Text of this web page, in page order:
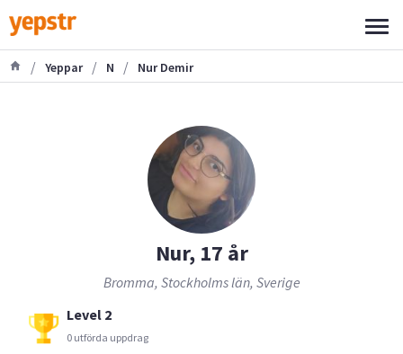
/ Yeppar / N / Nur Demir
Nur, 17 år
Bromma, Stockholms län, Sverige
Level 2
0 utförda uppdrag